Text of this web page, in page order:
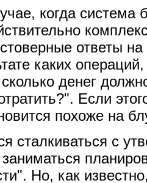
когда система
ответы
каких
денег
Если
похоже на
сталкиваться с
Но, как